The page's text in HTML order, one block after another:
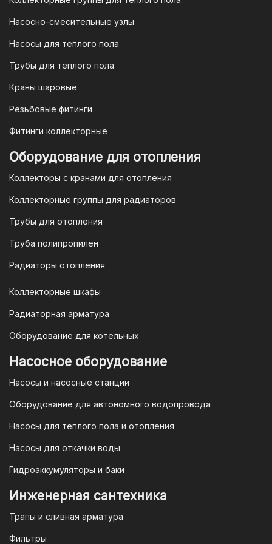
юридических лиц
Для наших корпоративных клиентов
мы предлагаем безналичную оплату по
выставим вам счет, который можно
оплатить в течение 3 рабочих дней.
организаций и ИП необходимо
связаться с оптовым отделом
электронную почту
opt@mail.ru
Гарантия и условия гарантии
магазине "TIM-com Россия" Вы можете
быть уверены в том, что мы действуем
в рамках действующего
Законодательства Российской
Федерации и Ваши права, как
отопительной техники (котлы, газовые
монтажа, необходимо вызывать
специалиста из
Насосно-смесительные узлы
Насосы для теплого пола
Трубы для теплого пола
Краны шаровые
Резьбовые фитинги
Фитинги коллекторные
Оборудование для отопления
Коллекторы с кранами для отопления
Коллекторные группы для радиаторов
Трубы для отопления
Труба полипропилен
Радиаторы отопления
Коллекторные шкафы
Радиаторная арматура
Оборудование для котельных
Насосное оборудование
Насосы и насосные станции
Оборудование для автономного водопровода
Насосы для теплого пола и отопления
Насосы для откачки воды
Гидроаккумуляторы и баки
Инженерная сантехника
Трапы и сливная арматура
Фильтры